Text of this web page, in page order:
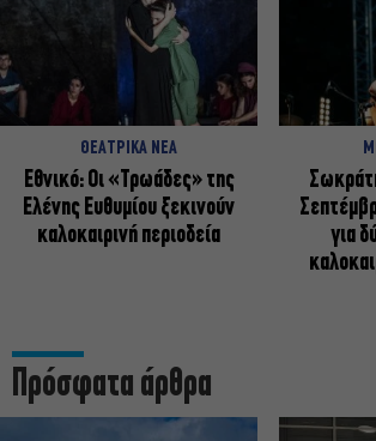
ΘΕΑΤΡΙΚΑ ΝΕΑ
Εθνικό: Οι «Τρωάδες» της
Ελένης Ευθυμίου ξεκινούν
καλοκαιρινή περιοδεία
για
Πρόσφατα άρθρα